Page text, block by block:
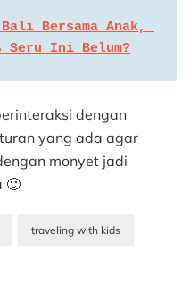
Bersama Anak,
Seru Ini Belum?
dengan
yang ada agar
monyet jadi
🙂
traveling with kids